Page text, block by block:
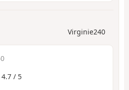
Virginie240
4.7 / 5